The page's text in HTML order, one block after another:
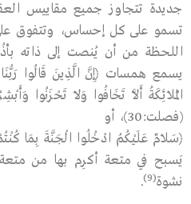
جديدة تتجاوز جميع مقاييس
تسمو على كل إحساس، وتتفوق
اللحظة من أن يُنصت إلى ذاته
يسمع همسات ﴿إِنَّ الَّذِينَ قَالُوا
الْمَلاَئِكَةُ أَلاَّ تَخَافُوا وَلاَ تَحْزَنُوا
(فصلت:30)
، أو
﴿سَلاَمٌ عَلَيْكُمُ ادْخُلُوا الْجَنَّةَ بِمَا
يَسبح في متعة أكرِم بها من
نشوة(9)
.